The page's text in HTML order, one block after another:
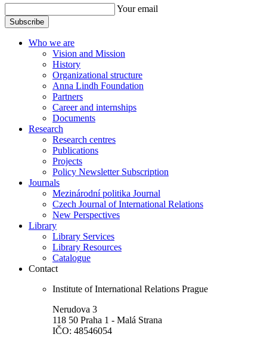
Your email
Subscribe
Who we are
Vision and Mission
History
Organizational structure
Anna Lindh Foundation
Partners
Career and internships
Documents
Research
Research centres
Publications
Projects
Policy Newsletter Subscription
Journals
Mezinárodní politika Journal
Czech Journal of International Relations
New Perspectives
Library
Library Services
Library Resources
Catalogue
Contact
Institute of International Relations Prague
Nerudova 3
118 50 Praha 1 - Malá Strana
IČO: 48546054